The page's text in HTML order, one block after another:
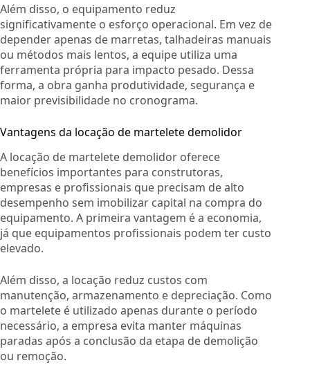
Além disso, o equipamento reduz
significativamente o esforço operacional. Em vez de
depender apenas de marretas, talhadeiras manuais
ou métodos mais lentos, a equipe utiliza uma
ferramenta própria para impacto pesado. Dessa
forma, a obra ganha produtividade, segurança e
maior previsibilidade no cronograma.
Vantagens da locação de martelete demolidor
A locação de martelete demolidor oferece
benefícios importantes para construtoras,
empresas e profissionais que precisam de alto
desempenho sem imobilizar capital na compra do
equipamento. A primeira vantagem é a economia,
já que equipamentos profissionais podem ter custo
elevado.
Além disso, a locação reduz custos com
manutenção, armazenamento e depreciação. Como
o martelete é utilizado apenas durante o período
necessário, a empresa evita manter máquinas
paradas após a conclusão da etapa de demolição
ou remoção.